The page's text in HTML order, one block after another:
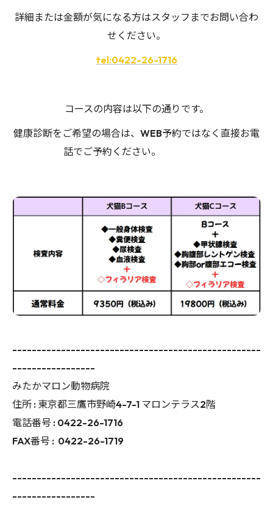
詳細または金額が気になる方はスタッフまでお問い合わ
せください。
tel:0422-26-1716
コースの内容は以下の通りです。
健康診断をご希望の場合は、WEB予約ではなく直接お電
話でご予約ください。
---------------------------------------------------
-----------------
みたかマロン動物病院
住所 : 東京都三鷹市野崎4-7-1 マロンテラス2階
電話番号 : 0422-26-1716
FAX番号 : 0422-26-1719
---------------------------------------------------
-----------------